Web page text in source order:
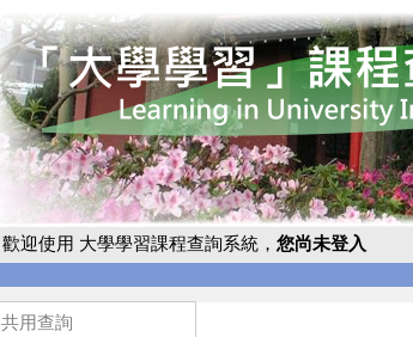
歡迎使用 大學學習課程查詢系統， 您尚未登入
共用查詢